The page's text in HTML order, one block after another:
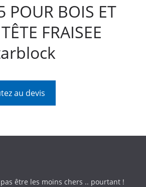
POUR BOIS ET
FRAISEE
au devis
être les moins chers .. pourtant !